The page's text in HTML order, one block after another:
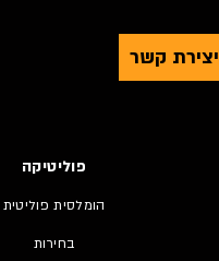
יצירת קשר
פוליטיקה
הומלסית פוליטית
בחירות